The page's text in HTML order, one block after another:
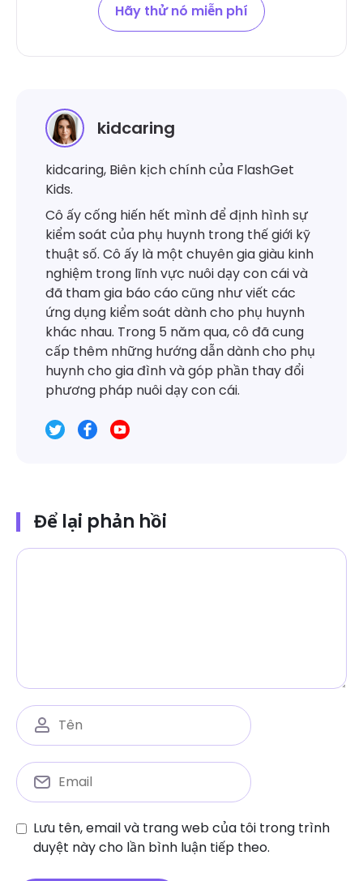
Hãy thử nó miễn phí
kidcaring
kidcaring, Biên kịch chính của FlashGet
Kids.
Cô ấy cống hiến hết mình để định hình sự
kiểm soát của phụ huynh trong thế giới kỹ
thuật số. Cô ấy là một chuyên gia giàu kinh
nghiệm trong lĩnh vực nuôi dạy con cái và
đã tham gia báo cáo cũng như viết các
ứng dụng kiểm soát dành cho phụ huynh
khác nhau. Trong 5 năm qua, cô đã cung
cấp thêm những hướng dẫn dành cho phụ
huynh cho gia đình và góp phần thay đổi
phương pháp nuôi dạy con cái.
Để lại phản hồi
Lưu tên, email và trang web của tôi trong trình
duyệt này cho lần bình luận tiếp theo.